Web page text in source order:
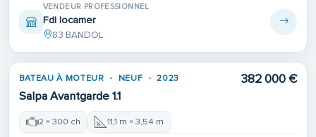
VENDEUR PROFESSIONNEL
Fdl locamer
83 BANDOL
BATEAU À MOTEUR NEUF 2023
Salpa Avantgarde 1.1
382 000 €
2 × 300 ch 11,1 m × 3,54 m